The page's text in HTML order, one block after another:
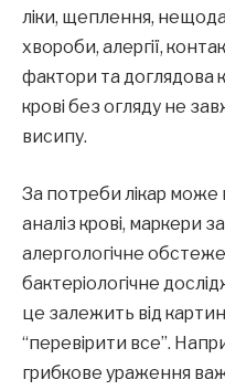
ліки, щеплення,
хвороби, алергії,
фактори та доглядова
крові без огляду не
висипу.
За потреби лікар
аналіз крові, маркери
алергологічне
бактеріологічне
це залежить від
“перевірити все”.
грибкове ураження